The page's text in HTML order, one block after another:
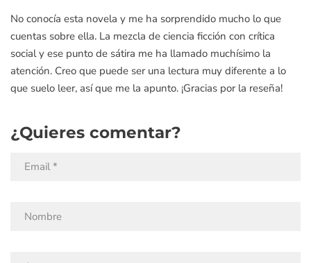
No conocía esta novela y me ha sorprendido mucho lo que
cuentas sobre ella. La mezcla de ciencia ficción con crítica
social y ese punto de sátira me ha llamado muchísimo la
atención. Creo que puede ser una lectura muy diferente a lo
que suelo leer, así que me la apunto. ¡Gracias por la reseña!
¿Quieres comentar?